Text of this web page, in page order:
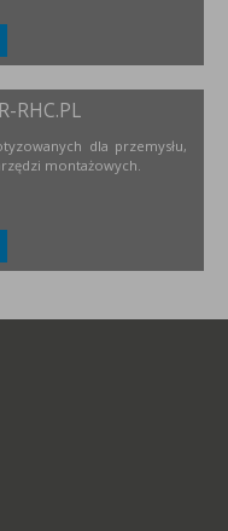
RHC.PL
dla przemysłu,
montażowych.